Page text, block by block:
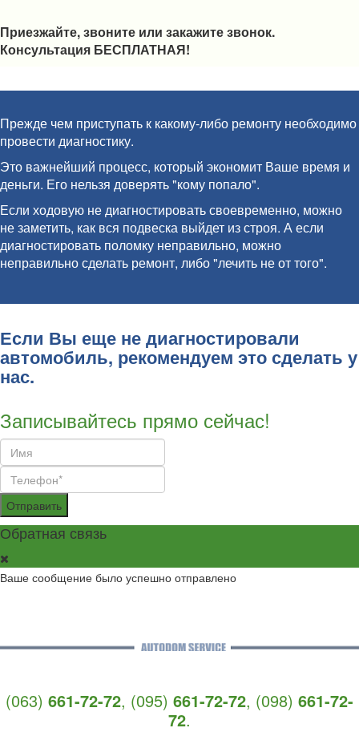
Приезжайте, звоните или закажите звонок.
Консультация БЕСПЛАТНАЯ!
Прежде чем приступать к какому-либо ремонту необходимо
провести диагностику.
Это важнейший процесс, который экономит Ваше время и
деньги. Его нельзя доверять "кому попало".
Если ходовую не диагностировать своевременно, можно
не заметить, как вся подвеска выйдет из строя. А если
диагностировать поломку неправильно, можно
неправильно сделать ремонт, либо "лечить не от того".
Если Вы еще не диагностировали
автомобиль, рекомендуем это сделать у
нас.
Записывайтесь прямо сейчас!
Отправить
Обратная связь
Ваше сообщение было успешно отправлено
(063) 661-72-72, (095) 661-72-72, (098) 661-72-
72.